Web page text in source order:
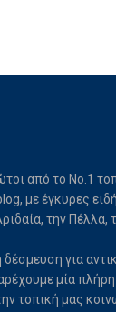
από το Νο.1
με έγκυρες
την Πέλλα,
για
μία πλήρη
τοπική μας